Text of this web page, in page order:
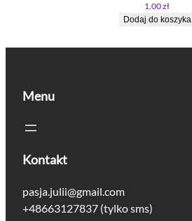
1.00zł
Dodaj do koszyka
Menu
Kontakt
pasja.julii@gmail.com
+48663127837 (tylko sms)